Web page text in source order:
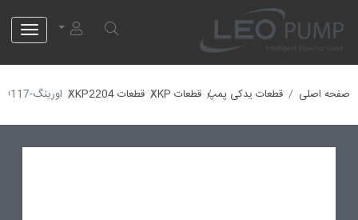
صفحه اصلی قطعات یدکی پمپ قطعات XKP قطعات XKP2204 اورینگ-10009117